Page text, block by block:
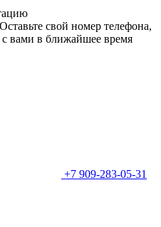
свой номер телефона,
вами в ближайшее время
+7 909-283-05-31